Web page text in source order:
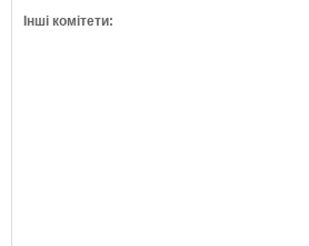
Інші комітети: